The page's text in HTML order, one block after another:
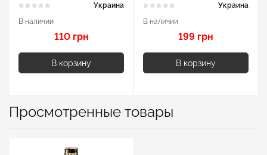
Украина
В наличии
110 грн
В корзину
Украина
В наличии
199 грн
В корзину
Просмотренные товары